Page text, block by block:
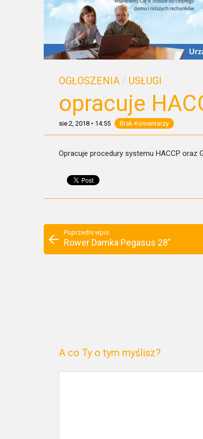
OGŁOSZENIA / USŁUGI
opracuje
sie 2, 2018 • 14:55 Brak Komentarzy
Opracuje procedury systemu HACCP oraz
Poprzedni wpis
Rower Damka Pegasus 28"
A co Ty o tym myślisz?